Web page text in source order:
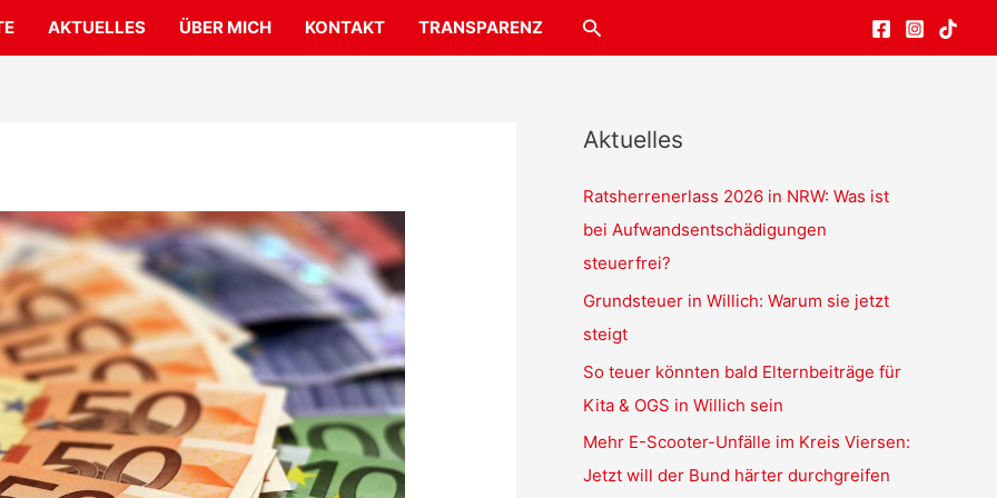
AKTUELLES ÜBER MICH KONTAKT TRANSPARENZ Suchen
Aktuelles
Ratsherrenerlass 2026 in NRW: Was ist
bei Aufwandsentschädigungen
steuerfrei?
Grundsteuer in Willich: Warum sie jetzt
steigt
So teuer könnten bald Elternbeiträge für
Kita & OGS in Willich sein
Mehr E-Scooter-Unfälle im Kreis Viersen:
Jetzt will der Bund härter durchgreifen